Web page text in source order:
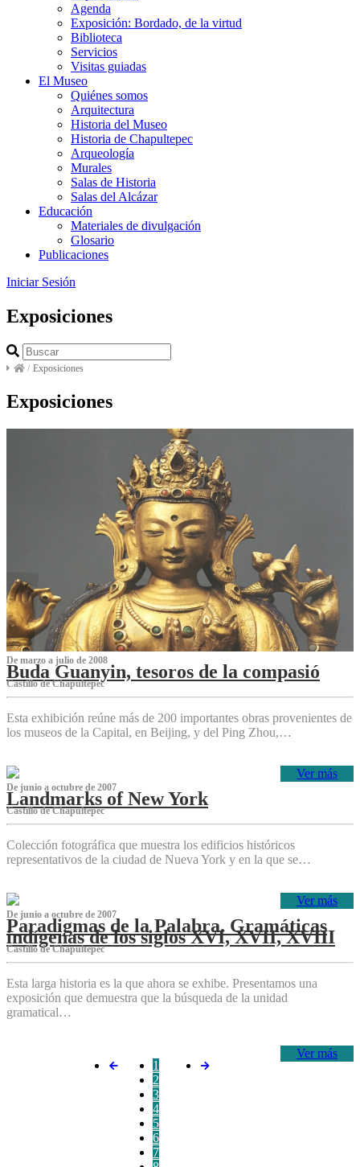
Agenda
Exposición: Bordado, de la virtud
Biblioteca
Servicios
Visitas guiadas
El Museo
Quiénes somos
Arquitectura
Historia del Museo
Historia de Chapultepec
Arqueología
Murales
Salas de Historia
Salas del Alcázar
Educación
Materiales de divulgación
Glosario
Publicaciones
Iniciar Sesión
Exposiciones
/ Exposiciones
Exposiciones
De marzo a julio de 2008
Buda Guanyin, tesoros de la compasió
Castillo de Chapultepec
Esta exhibición reúne más de 200 importantes obras provenientes de
los museos de la Capital, en Beijing, y del Ping Zhou,…
Ver más
De junio a octubre de 2007
Landmarks of New York
Castillo de Chapultepec
Colección fotográfica que muestra los edificios históricos
representativos de la ciudad de Nueva York y en la que se…
Ver más
De junio a octubre de 2007
Paradigmas de la Palabra. Gramáticas
indígenas de los siglos XVI, XVII, XVIII
Castillo de Chapultepec
Esta larga historia es la que ahora se exhibe. Presentamos una
exposición que demuestra que la búsqueda de la unidad
gramatical…
Ver más
1
2
3
4
5
6
7